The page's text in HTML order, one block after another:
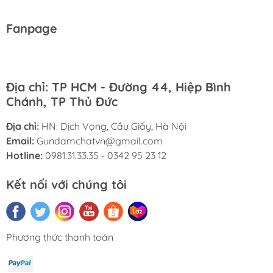
Fanpage
Địa chỉ: TP HCM - Đường 44, Hiệp Bình
Chánh, TP Thủ Đức
Địa chỉ: HN: Dịch Vọng, Cầu Giấy, Hà Nội
Email: Gundamchatvn@gmail.com
Hotline: 0981.31.33.35 - 0342 95 23 12
Kết nối với chúng tôi
Phương thức thanh toán